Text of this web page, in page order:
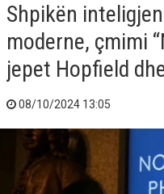
Shpikën
moderne, çmimi
jepet Hopfield
08/10/2024 13:05